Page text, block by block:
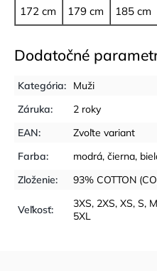
172 cm 179 cm 185 cm
Dodatočné
Kategória:
Muži
Záruka:
2 roky
EAN:
Zvoľte variant
Farba: modrá, čierna,
Zloženie: 93% COTTON
Veľkosť: 3XS, 2XS, XS, S, M
5XL